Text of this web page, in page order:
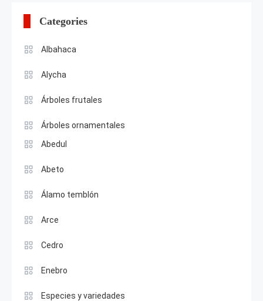
Categories
Albahaca
Alycha
Árboles frutales
Árboles ornamentales
Abedul
Abeto
Álamo temblón
Arce
Cedro
Enebro
Especies y variedades